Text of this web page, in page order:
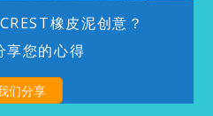
橡皮泥创意？
享您的心得
们分享